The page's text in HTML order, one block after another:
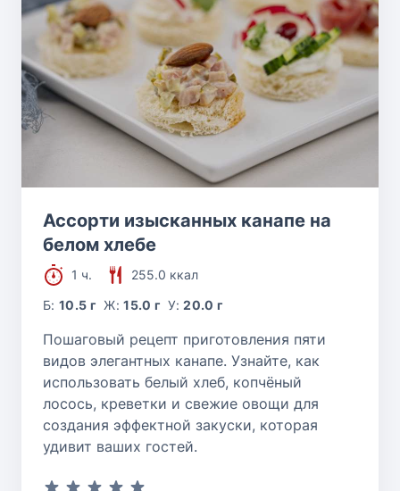
Ассорти изысканных канапе на
белом хлебе
1 ч.
255.0 ккал
Б:10.5 г Ж:15.0 г У:20.0 г
Пошаговый рецепт приготовления пяти
видов элегантных канапе. Узнайте, как
использовать белый хлеб, копчёный
лосось, креветки и свежие овощи для
создания эффектной закуски, которая
удивит ваших гостей.